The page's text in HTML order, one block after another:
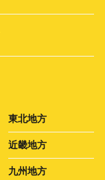
東北地方
近畿地方
九州地方